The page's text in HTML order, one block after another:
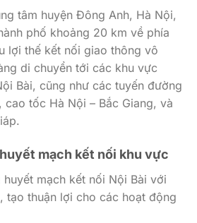
tâm huyện Đông Anh, Hà Nội,
phố khoảng 20 km về phía
lợi thế kết nối giao thông vô
di chuyển tới các khu vực
Bài, cũng như các tuyến đường
cao tốc Hà Nội – Bắc Giang, và
mạch kết nối khu vực
mạch kết nối Nội Bài với
tạo thuận lợi cho các hoạt động